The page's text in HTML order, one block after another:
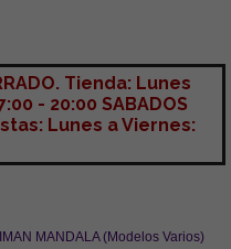
Tienda: Lunes
- 20:00 SABADOS
Lunes a Viernes:
IMAN MANDALA (Modelos Varios)